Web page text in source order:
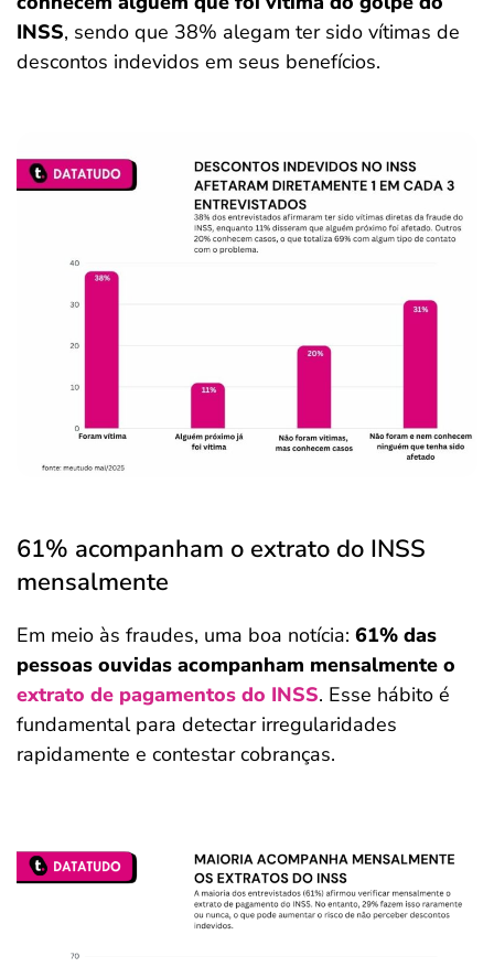
INSS, sendo que 38% alegam ter sido vítimas de
descontos indevidos em seus benefícios.
61% acompanham o extrato do INSS
mensalmente
Em meio às fraudes, uma boa notícia: 61% das
pessoas ouvidas acompanham mensalmente o
extrato de pagamentos do INSS. Esse hábito é
fundamental para detectar irregularidades
rapidamente e contestar cobranças.